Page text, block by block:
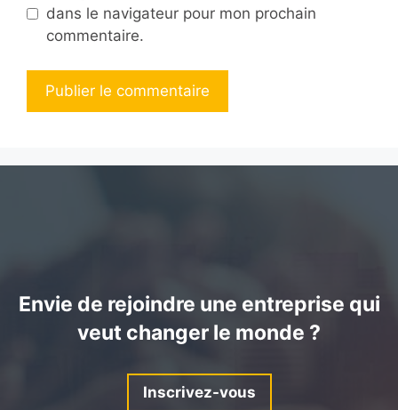
dans le navigateur pour mon prochain
commentaire.
Envie de rejoindre une entreprise qui
veut changer le monde ?
Inscrivez-vous